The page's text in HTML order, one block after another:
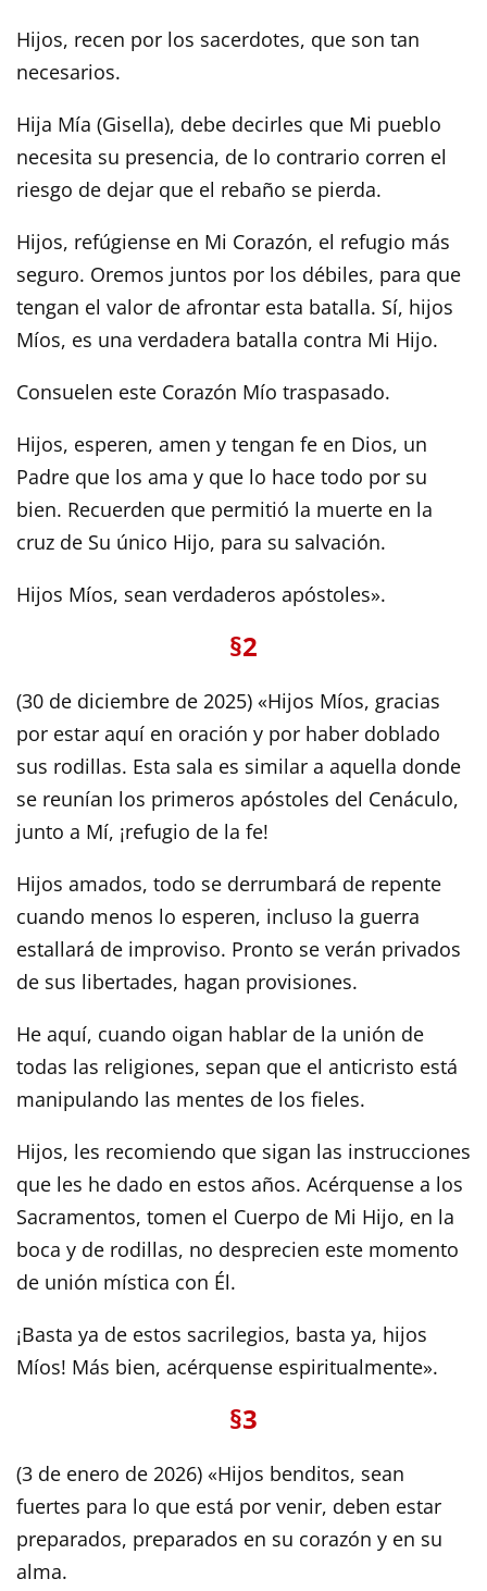
Hijos, recen por los sacerdotes, que son tan
necesarios.
Hija Mía (Gisella), debe decirles que Mi pueblo
necesita su presencia, de lo contrario corren el
riesgo de dejar que el rebaño se pierda.
Hijos, refúgiense en Mi Corazón, el refugio más
seguro. Oremos juntos por los débiles, para que
tengan el valor de afrontar esta batalla. Sí, hijos
Míos, es una verdadera batalla contra Mi Hijo.
Consuelen este Corazón Mío traspasado.
Hijos, esperen, amen y tengan fe en Dios, un
Padre que los ama y que lo hace todo por su
bien. Recuerden que permitió la muerte en la
cruz de Su único Hijo, para su salvación.
Hijos Míos, sean verdaderos apóstoles».
§2
(30 de diciembre de 2025) «Hijos Míos, gracias
por estar aquí en oración y por haber doblado
sus rodillas. Esta sala es similar a aquella donde
se reunían los primeros apóstoles del Cenáculo,
junto a Mí, ¡refugio de la fe!
Hijos amados, todo se derrumbará de repente
cuando menos lo esperen, incluso la guerra
estallará de improviso. Pronto se verán privados
de sus libertades, hagan provisiones.
He aquí, cuando oigan hablar de la unión de
todas las religiones, sepan que el anticristo está
manipulando las mentes de los fieles.
Hijos, les recomiendo que sigan las instrucciones
que les he dado en estos años. Acérquense a los
Sacramentos, tomen el Cuerpo de Mi Hijo, en la
boca y de rodillas, no desprecien este momento
de unión mística con Él.
¡Basta ya de estos sacrilegios, basta ya, hijos
Míos! Más bien, acérquense espiritualmente».
§3
(3 de enero de 2026) «Hijos benditos, sean
fuertes para lo que está por venir, deben estar
preparados, preparados en su corazón y en su
alma.